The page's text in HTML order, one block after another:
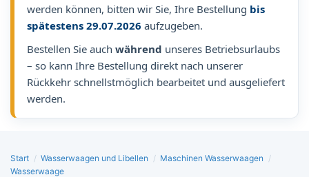
werden können, bitten wir Sie, Ihre Bestellung bis
spätestens 29.07.2026 aufzugeben.
Bestellen Sie auch während unseres Betriebsurlaubs
– so kann Ihre Bestellung direkt nach unserer
Rückkehr schnellstmöglich bearbeitet und ausgeliefert
werden.
Start / Wasserwaagen und Libellen / Maschinen Wasserwaagen /
Wasserwaage